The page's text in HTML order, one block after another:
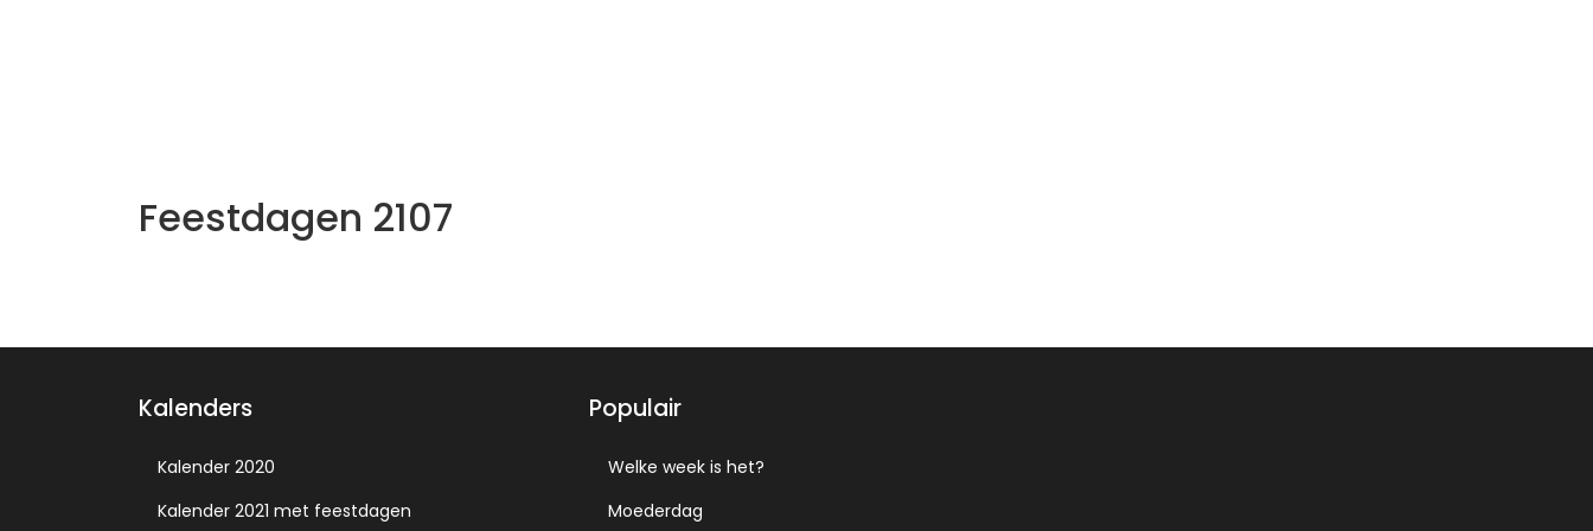
Feestdagen 2107
Kalenders
Kalender 2020
Kalender 2021 met feestdagen
Populair
Welke week is het?
Moederdag